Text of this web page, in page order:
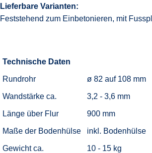
Lieferbare Varianten:
Feststehend zum Einbetonieren, mit
Technische Daten
Rundrohr ø 82 auf 108 mm
Wandstärke ca. 3,2 - 3,6 mm
Länge über Flur 900 mm
Maße der Bodenhülse inkl. Bodenhülse
Gewicht ca. 10 - 15 kg